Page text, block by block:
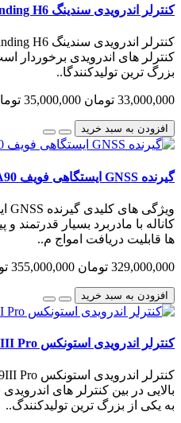
کنترلر اندرویدی سندینگ Sanding H6
بزرگ ترین تولیدکنندگا..
33,000,000 تومان 35,000,000 تومان
افزودن به سبد خرید
گیرنده GNSS ایستگاهی فویف FOIF A90
کاناله با مادربرد بسیار
ها قابلیت دریافت امواج م..
329,000,000 تومان 355,000,000 تومان
افزودن به سبد خرید
کنترلر اندرویدی استونکس STONEX P9III Pro
به یکی از بزرگ ترین تولیدکنندگ..